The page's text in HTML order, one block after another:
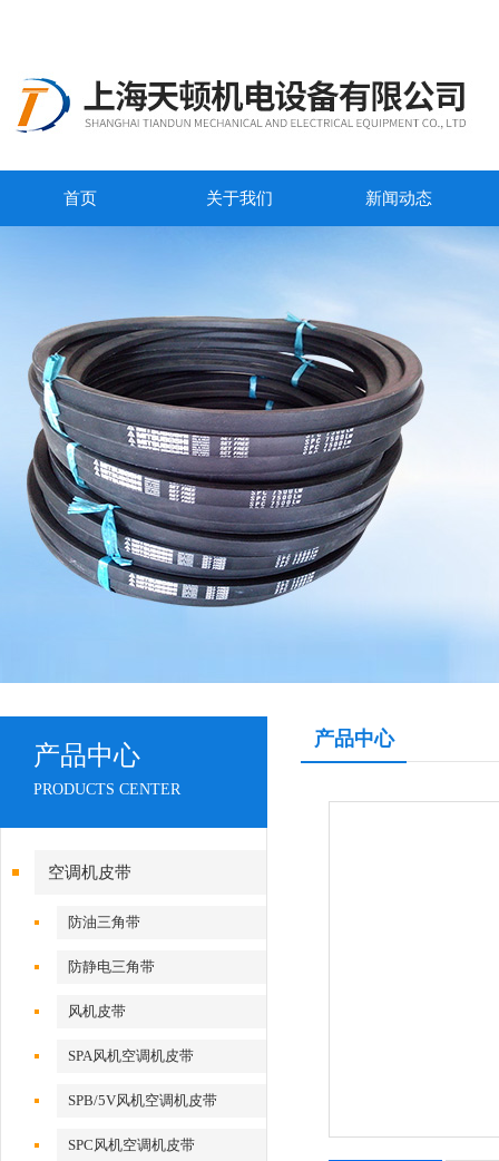
首页 关于我们 新闻动态
产品中心
PRODUCTS CENTER
空调机皮带
防油三角带
防静电三角带
风机皮带
SPA风机空调机皮带
SPB/5V风机空调机皮带
SPC风机空调机皮带
产品中心